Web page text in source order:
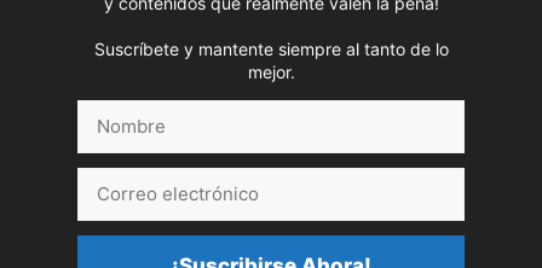
Suscríbete y mantente siempre al tanto de lo
mejor.
electrónico